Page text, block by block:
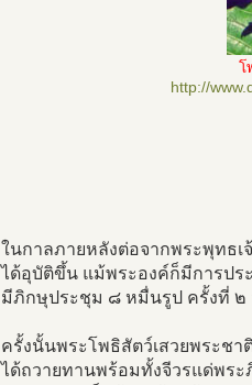
โ
http://
ในกาลภายหลังต่อจากพระพุทธ
ได้อุบัติขึ้น แม้พระองค์ก็มีการปร
มีภิกษุประชุม ๘ หมื่นรูป ครั้งที่
ครั้งนั้นพระโพธิสัตว์เสวยพระช
ได้ถวายทานพร้อมทั้งจีวรแด่พร